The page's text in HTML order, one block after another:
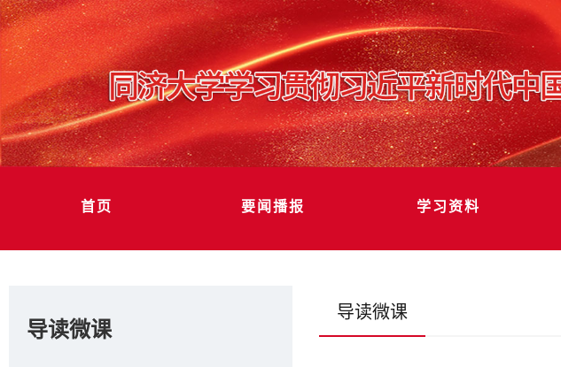
首页 要闻播报 学习资料
导读微课
导读微课